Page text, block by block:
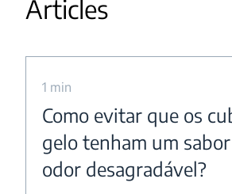
Articles
1 min
Como evitar que os
gelo tenham um
odor desagradável?